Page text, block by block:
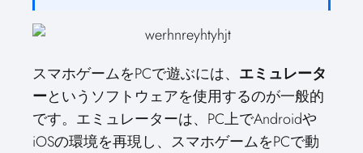
スマホゲームをPCで遊ぶには、 エミュレータ
ーというソフトウェアを使用するのが一般的
です。エミュレーターは、PC上でAndroidや
iOSの環境を再現し、スマホゲームをPCで動